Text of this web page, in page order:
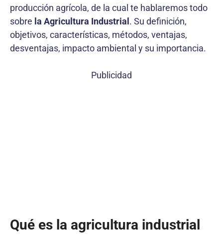
producción agrícola, de la cual te hablaremos todo
sobre la Agricultura Industrial . Su definición,
objetivos, características, métodos, ventajas,
desventajas, impacto ambiental y su importancia.
Publicidad
Qué es la agricultura industrial